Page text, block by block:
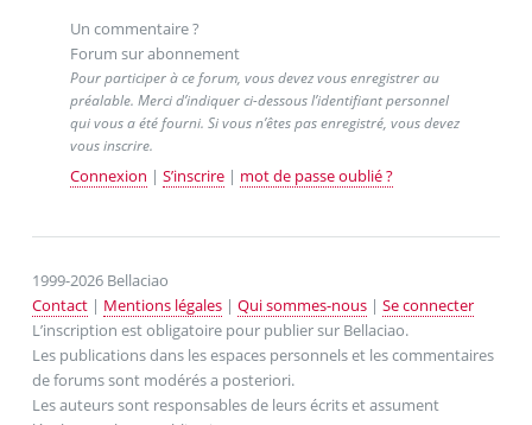
Un commentaire ?
Forum sur abonnement
Pour participer à ce forum, vous devez vous enregistrer au
préalable. Merci d’indiquer ci-dessous l’identifiant personnel
qui vous a été fourni. Si vous n’êtes pas enregistré, vous devez
vous inscrire.
Connexion | S’inscrire| mot de passe oublié ?
1999-2026 Bellaciao
Contact| Mentions légales| Qui sommes-nous| Se connecter
L’inscription est obligatoire pour publier sur Bellaciao.
Les publications dans les espaces personnels et les commentaires
de forums sont modérés a posteriori.
Les auteurs sont responsables de leurs écrits et assument